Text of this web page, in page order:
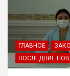
ГЛАВНОЕ
ПОСЛЕДНИЕ